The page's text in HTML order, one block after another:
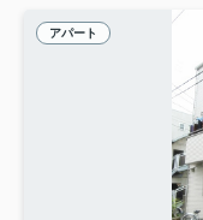
アパート